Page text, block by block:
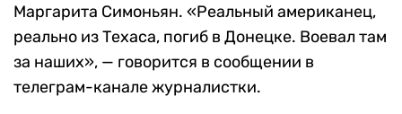
Маргарита Симоньян. «Реальный американец,
реально из Техаса, погиб в Донецке. Воевал там
за наших», — говорится в сообщении в
телеграм-канале журналистки.